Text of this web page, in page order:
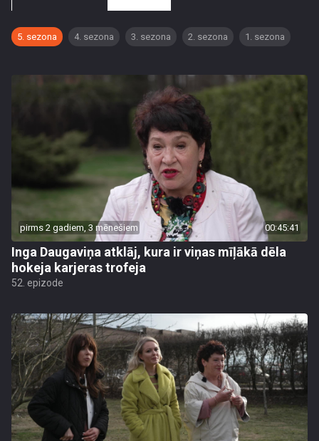
5. sezona 4. sezona 3. sezona 2. sezona 1. sezona
pirms 2 gadiem, 3 mēnešiem 00:45:41
Inga Daugaviņa atklāj, kura ir viņas mīļākā dēla
hokeja karjeras trofeja
52. epizode